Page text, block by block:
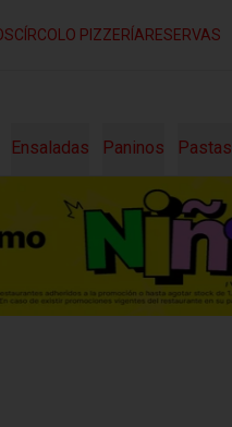
CÍRCOLO PIZZERÍARESERVAS
Ensaladas Paninos Pastas